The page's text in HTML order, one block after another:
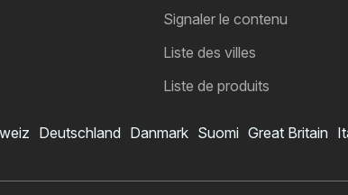
Signaler le contenu
Liste des villes
Liste de produits
Deutschland Danmark Suomi Great Britain